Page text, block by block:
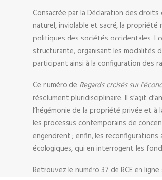
Consacrée par la Déclaration des
naturel, inviolable et sacré, la
politiques des sociétés occidentales.
structurante, organisant les modalités
participant ainsi à la configuration des
Ce numéro de Regards croisés sur
résolument pluridisciplinaire. Il s’agit
l’hégémonie de la propriété privée et à
les processus contemporains de
engendrent ; enfin, les
écologiques, qui en interrogent les
Retrouvez le numéro 37 de RCE en